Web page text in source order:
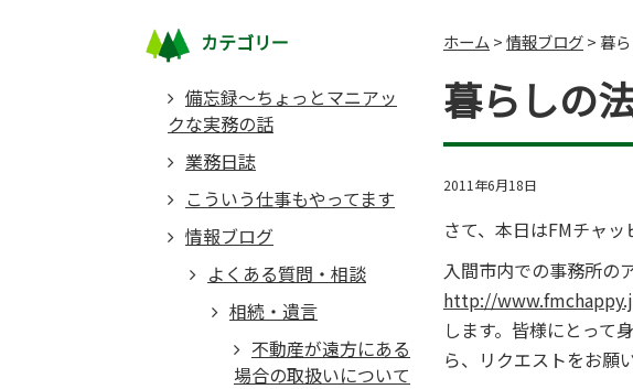
ホーム >情報ブログ>暮
暮らしの
2011年6月18日
さて、本日はFMチャッ
入間市内での事務所の
http://
します。皆様にとって
ら、リクエストをお
カテゴリー
備忘録～ちょっとマニアッ
クな実務の話
業務日誌
こういう仕事もやってます
情報ブログ
よくある質問・相談
相続・遺言
不動産が遠方にある
場合の取扱いについて